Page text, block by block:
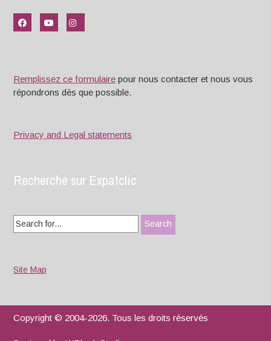
Remplissez ce formulaire pour nous contacter et nous vous
répondrons dès que possible.
Privacy and Legal statements
Recherche sur Expatclic
Search
for:
Site Map
Copyright © 2004-2026. Tous les droits réservés